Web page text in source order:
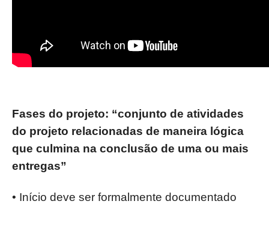
Fases do projeto: “conjunto de atividades
do projeto relacionadas de maneira lógica
que culmina na conclusão de uma ou mais
entregas”
• Início deve ser formalmente documentado